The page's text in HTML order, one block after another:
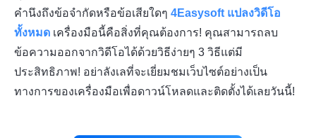
คำนึงถึงข้อจำกัดหรือข้อเสียใดๆ 4Easysoft แปลงวิดีโอ
ทั้งหมด เครื่องมือนี้คือสิ่งที่คุณต้องการ! คุณสามารถลบ
ข้อความออกจากวิดีโอได้ด้วยวิธีง่ายๆ 3 วิธีแต่มี
ประสิทธิภาพ! อย่าลังเลที่จะเยี่ยมชมเว็บไซต์อย่างเป็น
ทางการของเครื่องมือเพื่อดาวน์โหลดและติดตั้งได้เลยวันนี้!